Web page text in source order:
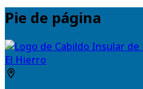
Pie de página
El Hierro